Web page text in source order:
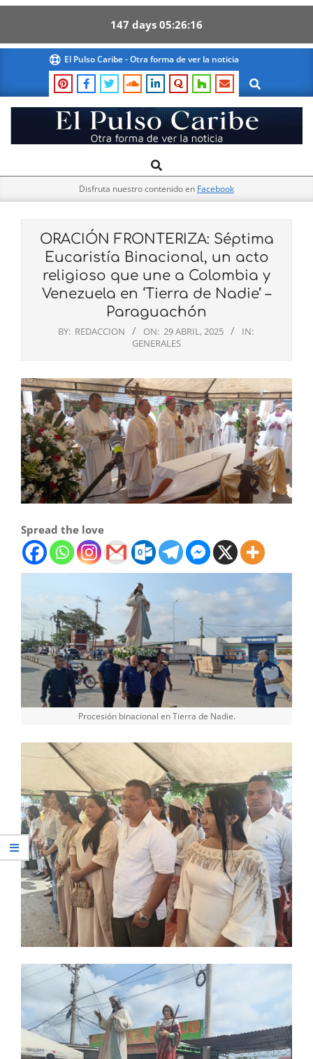
147 days 05 26 15
content
El Pulso Caribe - Otra forma de ver la noticia
Search
El
Pulso
Navigation
Search
Disfruta nuestro contenido en Facebook
ORACIÓN FRONTERIZA: Séptima
Eucaristía Binacional, un acto
religioso que une a Colombia y
Venezuela en ‘Tierra de Nadie’ –
Paraguachón
BY: REDACCION ON: 29 ABRIL, 2025
IN:
GENERALES
Spread the love
Procesión binacional en Tierra de Nadie.